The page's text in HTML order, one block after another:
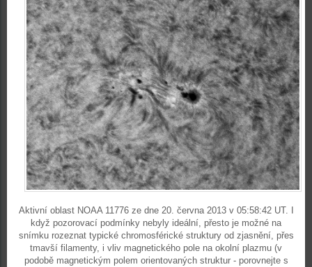
Aktivní oblast NOAA 11776 ze dne 20. června 2013 v 05:58:42 UT. I
když pozorovací podmínky nebyly ideální, přesto je možné na
snímku rozeznat typické chromosférické struktury od zjasnění, přes
tmavší filamenty, i vliv magnetického pole na okolní plazmu (v
podobě magnetickým polem orientovaných struktur - porovnejte s